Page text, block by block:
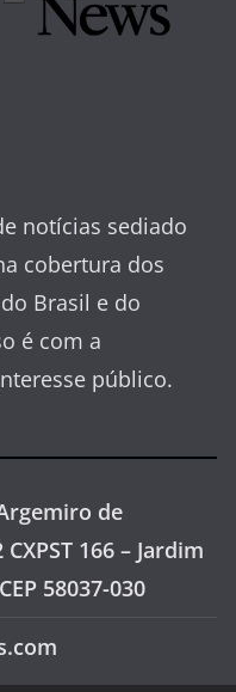
notícias sediado
cobertura dos
Brasil e do
é com a
público.
de
166 – Jardim
58037-030